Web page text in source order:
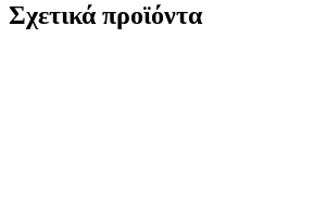
Σχετικά προϊόντα